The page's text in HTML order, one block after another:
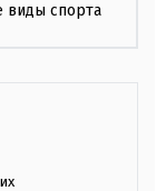
виды спорта